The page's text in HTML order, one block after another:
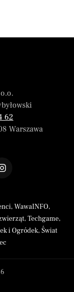
62
Warszawa
, WawaINFO,
, Techgame,
i Ogródek, Świat